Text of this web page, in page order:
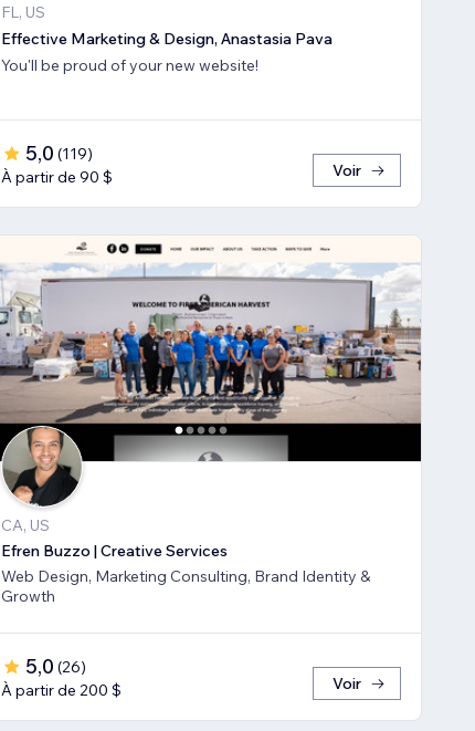
FL, US
Effective Marketing & Design, Anastasia Pava
You'll be proud of your new website!
5,0 (119)
À partir de 90 $
Voir
CA, US
Efren Buzzo | Creative Services
Web Design, Marketing Consulting, Brand Identity &
Growth
5,0 (26)
À partir de 200 $
Voir